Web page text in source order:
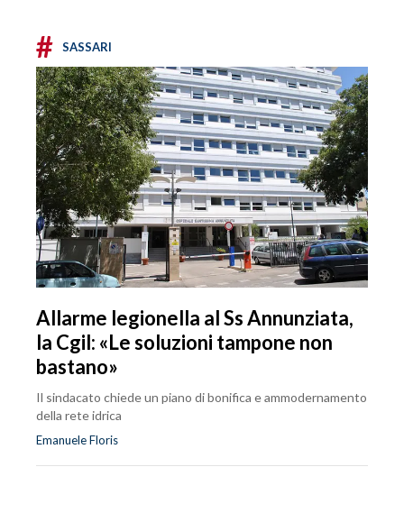
# SASSARI
Allarme legionella al Ss Annunziata,
la Cgil: «Le soluzioni tampone non
bastano»
Il sindacato chiede un piano di bonifica e ammodernamento
della rete idrica
Emanuele Floris